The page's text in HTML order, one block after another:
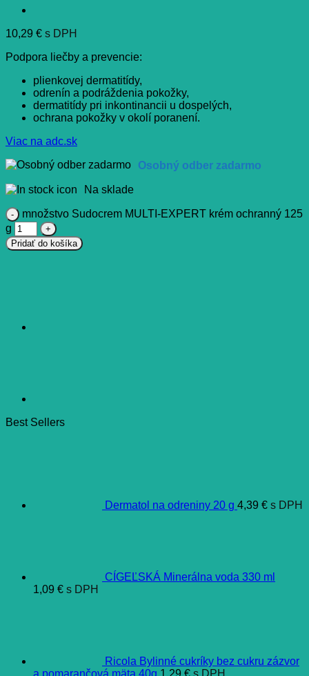
10,29 € s DPH
Podpora liečby a prevencie:
plienkovej dermatitídy,
odrenín a podráždenia pokožky,
dermatitídy pri inkontinancii u dospelých,
ochrana pokožky v okolí poranení.
Viac na adc.sk
Osobný odber zadarmo
Na sklade
množstvo Sudocrem MULTI-EXPERT krém ochranný 125
g
Pridať do košíka
Best Sellers
Dermatol na odreniny 20 g 4,39 € s DPH
CÍGEĽSKÁ Minerálna voda 330 ml
1,09 € s DPH
Ricola Bylinné cukríky bez cukru zázvor
a pomarančová mäta 40g 1,29 € s DPH